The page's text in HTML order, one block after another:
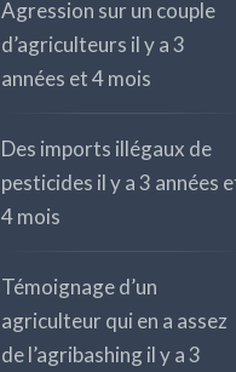
Agression sur un couple
d’agriculteurs il y a 3
années et 4 mois
Des imports illégaux de
pesticides il y a 3 années
4 mois
Témoignage d’un
agriculteur qui en a assez
de l’agribashingil y a 3